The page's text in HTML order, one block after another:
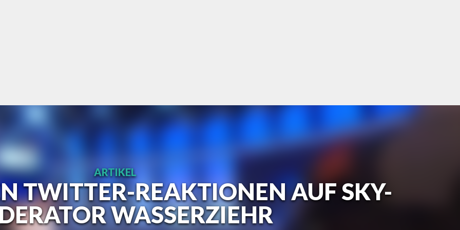
ARTIKEL
TWITTER-REAKTIONEN AUF SKY-
WASSERZIEHR